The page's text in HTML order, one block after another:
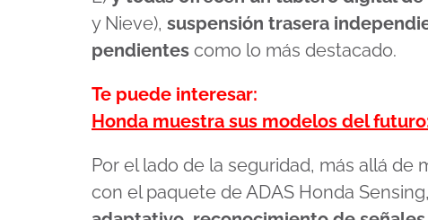
y Nieve), suspensión trasera
pendientes como lo más destacado.
Te puede interesar:
Honda muestra sus modelos del
Por el lado de la seguridad, más allá de
con el paquete de ADAS Honda